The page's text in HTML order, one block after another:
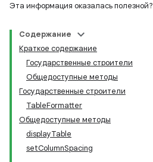
Эта информация оказалась полезной?
Содержание
Краткое содержание
Государственные строители
Общедоступные методы
Государственные строители
TableFormatter
Общедоступные методы
displayTable
setColumnSpacing